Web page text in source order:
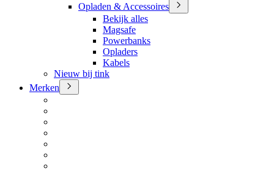
Opladen & Accessoires
Bekijk alles
Magsafe
Powerbanks
Opladers
Kabels
Nieuw bij tink
Merken